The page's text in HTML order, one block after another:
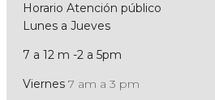
Horario Atención público
Lunes a Jueves
7 a 12 m -2 a 5pm
Viernes 7 am a 3 pm